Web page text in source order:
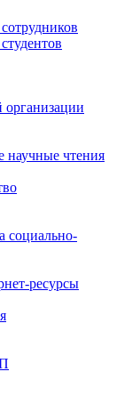
организации
научные чтения
социально-
ресурсы